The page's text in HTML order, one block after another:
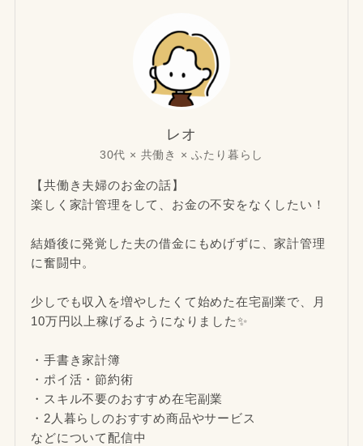
レオ
30代 × 共働き × ふたり暮らし
【共働き夫婦のお金の話】
楽しく家計管理をして、お金の不安をなくしたい！
結婚後に発覚した夫の借金にもめげずに、家計管理
に奮闘中。
少しでも収入を増やしたくて始めた在宅副業で、月
10万円以上稼げるようになりました✨
・手書き家計簿
・ポイ活・節約術
・スキル不要のおすすめ在宅副業
・2人暮らしのおすすめ商品やサービス
などについて配信中